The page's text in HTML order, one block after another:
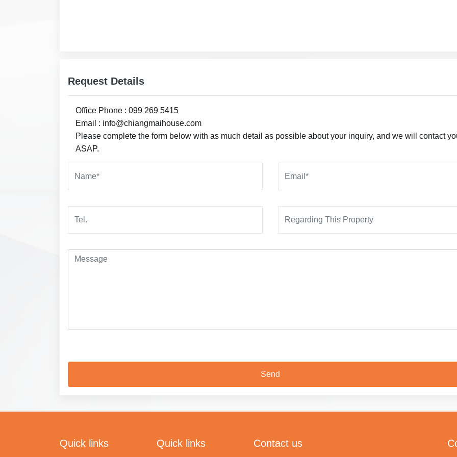
Request Details
Office Phone : 099 269 5415
Email : info@chiangmaihouse.com
Please complete the form below with as much detail as possible about your inquiry, and we will contact
ASAP.
Quick links Quick links Contact us